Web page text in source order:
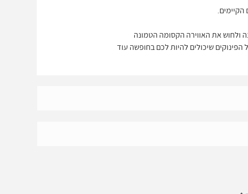
טלוויזיה גדול, קונסולת משחקים, מטבח